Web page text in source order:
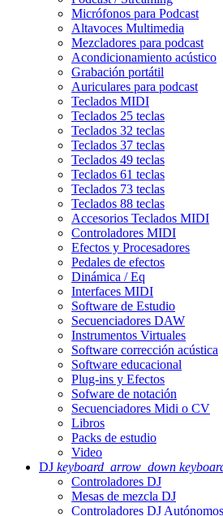
Micrófonos para Podcast
Altavoces Multimedia
Mezcladores para podcast
Acondicionamiento acústico
Grabación portátil
Auriculares para podcast
Teclados MIDI
Teclados 25 teclas
Teclados 32 teclas
Teclados 37 teclas
Teclados 49 teclas
Teclados 61 teclas
Teclados 73 teclas
Teclados 88 teclas
Accesorios Teclados MIDI
Controladores MIDI
Efectos y Procesadores
Pedales de efectos
Dinámica / Eq
Interfaces MIDI
Software de Estudio
Secuenciadores DAW
Instrumentos Virtuales
Software corrección acústica
Software educacional
Plug-ins y Efectos
Sofware de notación
Secuenciadores Midi o CV
Libros
Packs de estudio
Video
DJ keyboard_arrow_down
Controladores DJ
Mesas de mezcla DJ
Controladores DJ Autónomos